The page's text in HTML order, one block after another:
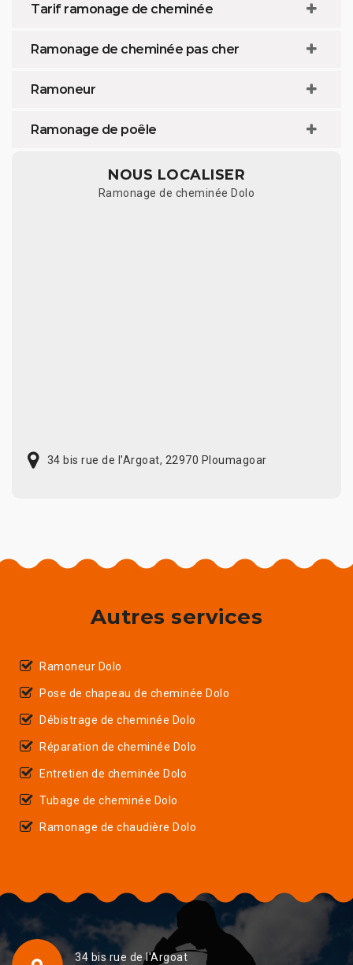
Tarif ramonage de cheminée
Ramonage de cheminée pas cher
Ramoneur
Ramonage de poêle
NOUS LOCALISER
Ramonage de cheminée Dolo
34 bis rue de l'Argoat, 22970 Ploumagoar
Autres services
Ramoneur Dolo
Pose de chapeau de cheminée Dolo
Débistrage de cheminée Dolo
Réparation de cheminée Dolo
Entretien de cheminée Dolo
Tubage de cheminée Dolo
Ramonage de chaudière Dolo
34 bis rue de l'Argoat